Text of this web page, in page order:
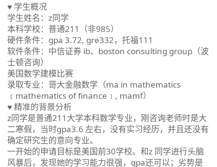
♥ 学生概况
学生姓名：z同学
本科学校：普通211（非985）
硬件条件：gpa 3.72, gre332，托福111
软件条件：中信证券 ib、boston consulting group（波
士顿咨询）
美国数学建模比赛
录取专业：哥大金融数学（ma in mathematics
﹙mathematics of finance﹚, mamf）
♥ 精准的背景分析
z同学是普通211大学本科数学专业，刚咨询老师时是大
二寒假，当时gpa3.6 左右，没有实习经历，并且还没有
确定研究生的意向专业。
一开始的申请目标是美国前30学校。和z 同学进行头脑
风暴后，发现她的学习能力很强，gpa还可以；劣势是